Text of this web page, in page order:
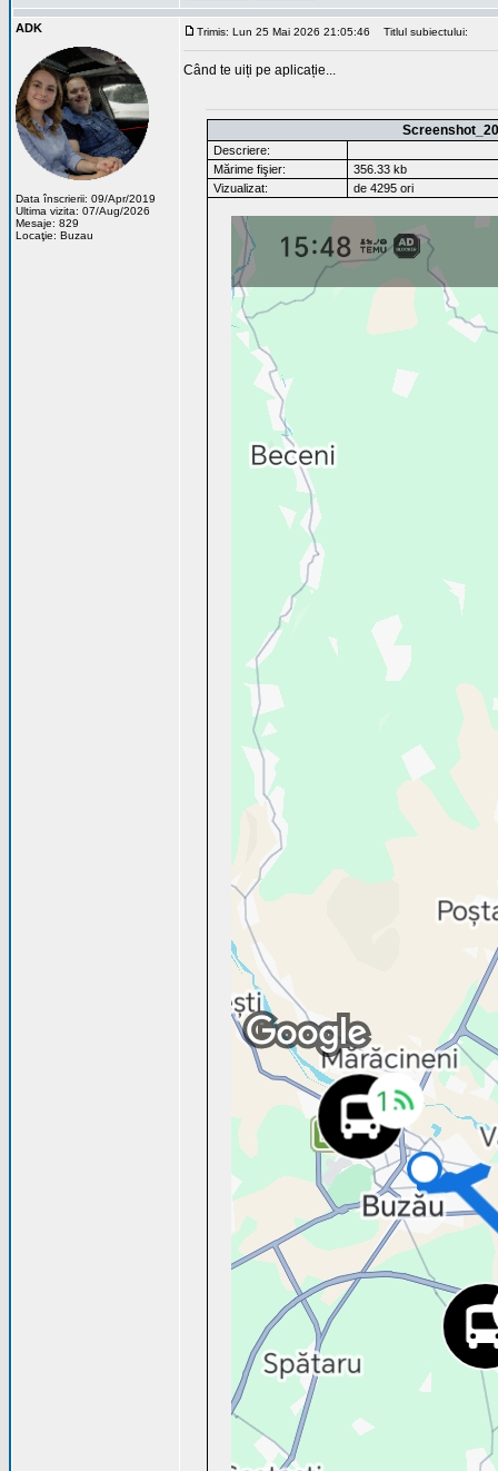
ADK
Data înscrierii: 09/Apr/2019
Ultima vizita: 07/Aug/2026
Mesaje: 829
Locaţie: Buzau
Trimis: Lun 25 Mai 2026 21:05:46 Titlul subiectului:
Când te uiți pe aplicație...
Descriere:
Mărime fişier:
356.33 kb
Vizualizat:
de 4295 ori